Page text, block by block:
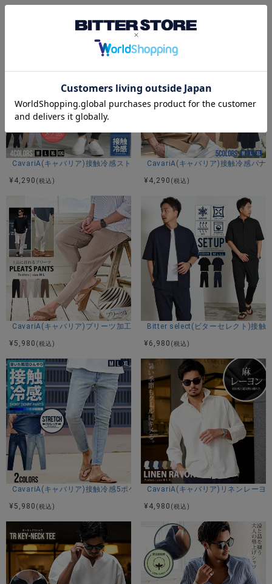
ホワイト ブラック ネイビー ベージュ
アイテムガイド
伸縮性-あり 透け感-WHTのみ若干あり 生地の厚み-普通 裏地-
※当店スタッフの個人的な感想になります。お客様により、感
じ方等異なる場合がございますので、あくまでもご参考とし
てご利用ください。
あなたにおすすめの商品
CavariA(キャバリア)接触冷感ストレッチジョガーパンツ/全4色
¥ 4,290 (税込)
CavariA(キャバリア)接触冷感パナ
¥ 4,290 (税込)
CavariA(キャバリア)プリーツ加工イージーロングパンツ/全5色
¥ 5,980 (税込)
Bitter select(ビターセレクト)接触
¥ 6,980 (税込)
CavariA(キャバリア)接触冷感5ポケットストレッチデニムパンツ/全2色
¥ 5,980 (税込)
CavariA(キャバリア)リネンレーヨ
¥ 4,980 (税込)